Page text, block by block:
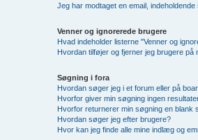
Jeg har modtaget en email,
Venner og ignorerede brugere
Hvad indeholder listerne "Venner og
Hvordan tilføjer og fjerner jeg brugere
Søgning i fora
Hvordan søger jeg i et forum eller på
Hvorfor giver min søgning ingen
Hvorfor returnerer min søgning en blank
Hvordan søger jeg efter brugere?
Hvor kan jeg finde alle mine indlæg og